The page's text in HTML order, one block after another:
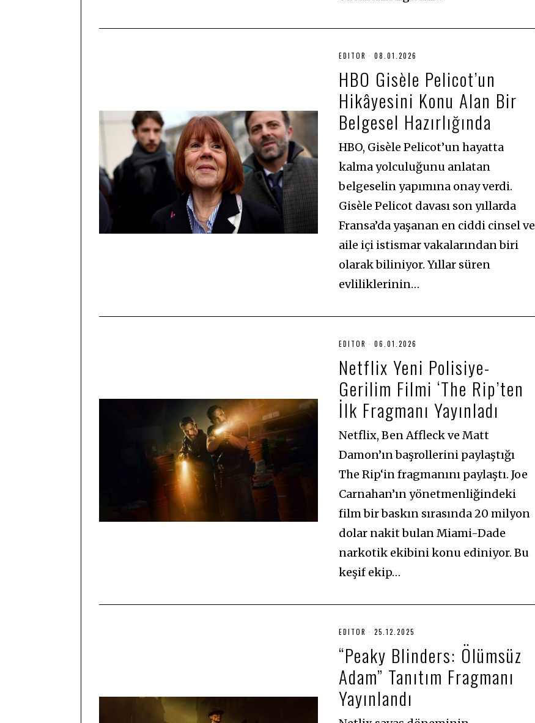
EDITOR 08.01.2026
0
1
2
0
2
HBO Gisèle Pelicot’un
Hikâyesini Konu Alan Bir
Belgesel Hazırlığında
HBO, Gisèle Pelicot’un hayatta
kalma yolculuğunu anlatan
belgeselin yapımına onay verdi.
Gisèle Pelicot davası son yıllarda
Fransa’da yaşanan en ciddi cinsel ve
aile içi istismar vakalarından biri
olarak biliniyor. Yıllar süren
evliliklerinin…
EDITOR 06.01.2026
.
2
0
2
Netflix Yeni Polisiye-
Gerilim Filmi ‘The Rip’ten
İlk Fragmanı Yayınladı
Netflix, Ben Affleck ve Matt
Damon’ın başrollerini paylaştığı
The Rip‘in fragmanını paylaştı. Joe
Carnahan’ın yönetmenliğindeki
film bir baskın sırasında 20 milyon
dolar nakit bulan Miami-Dade
narkotik ekibini konu ediniyor. Bu
keşif ekip…
EDITOR 25.12.2025
2
“Peaky Blinders: Ölümsüz
Adam” Tanıtım Fragmanı
Yayınlandı